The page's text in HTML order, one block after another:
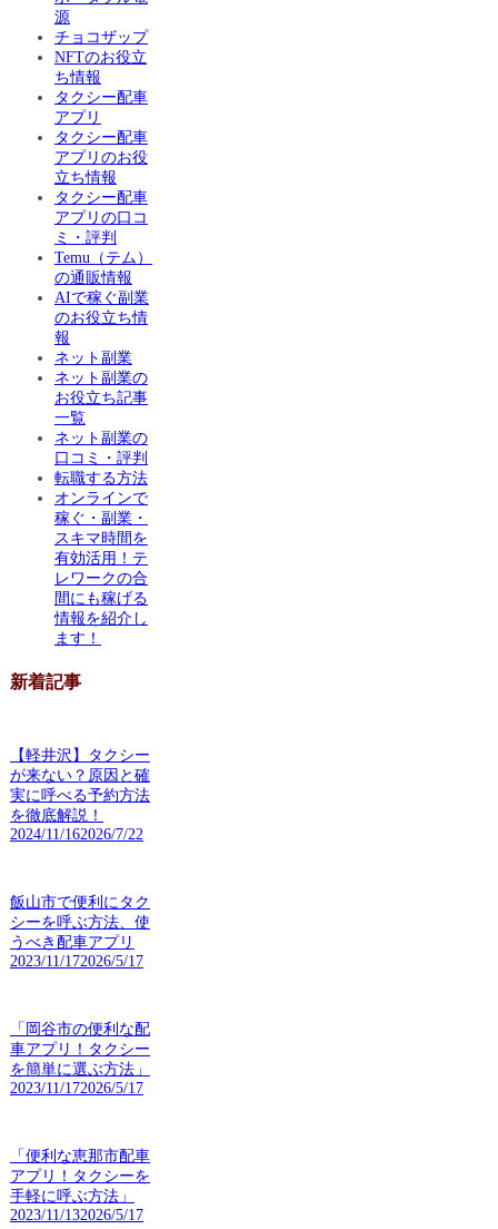
源
チョコザップ
NFTのお役立
ち情報
タクシー配車
アプリ
タクシー配車
アプリのお役
立ち情報
タクシー配車
アプリの口コ
ミ・評判
Temu（テム）
の通販情報
AIで稼ぐ副業
のお役立ち情
報
ネット副業
ネット副業の
お役立ち記事
一覧
ネット副業の
口コミ・評判
転職する方法
オンラインで
稼ぐ・副業・
スキマ時間を
有効活用！テ
レワークの合
間にも稼げる
情報を紹介し
ます！
新着記事
【軽井沢】タクシー
が来ない？原因と確
実に呼べる予約方法
を徹底解説！
2024/11/162026/7/22
飯山市で便利にタク
シーを呼ぶ方法、使
うべき配車アプリ
2023/11/172026/5/17
「岡谷市の便利な配
車アプリ！タクシー
を簡単に選ぶ方法」
2023/11/172026/5/17
「便利な恵那市配車
アプリ！タクシーを
手軽に呼ぶ方法」
2023/11/132026/5/17